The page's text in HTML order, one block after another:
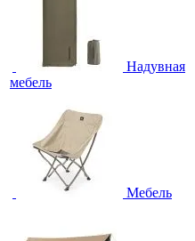
Надувная
мебель
Мебель